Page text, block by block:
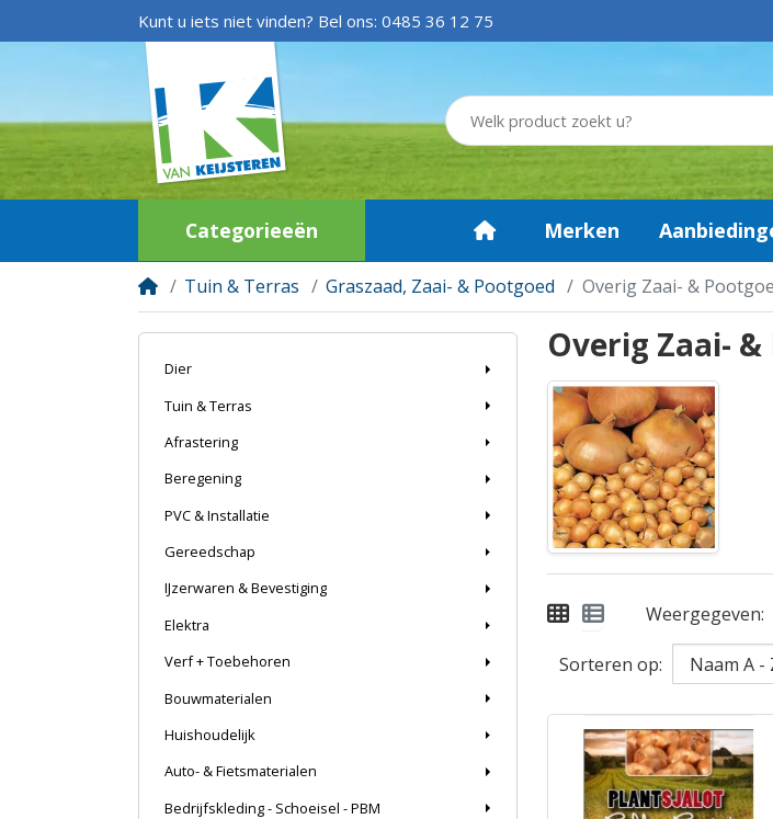
Kunt u iets niet vinden? Bel ons: 0485 36 12 75
Categorieeën Merken
Tuin & Terras Graszaad, Zaai- & Pootgoed Overig Zaai- &
Dier
Tuin & Terras
Afrastering
Beregening
PVC & Installatie
Gereedschap
IJzerwaren & Bevestiging
Elektra
Verf + Toebehoren
Bouwmaterialen
Huishoudelijk
Auto- & Fietsmaterialen
Bedrijfskleding - Schoeisel - PBM
Overig Zaai-
Weergegeven:
Sorteren op: